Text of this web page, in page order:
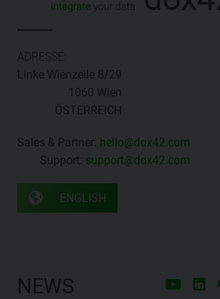
ADRESSE:
Linke Wienzeile 8/29
1060 Wien
ÖSTERREICH
Sales & Partner: hello@dox42.com
Support: support@dox42.com
ENGLISH
NEWS